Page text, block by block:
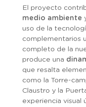
El proyecto
medio ambiente
uso de la
complementarios
completo de la
produce una
que resalta
como la Torre-
Claustro y la
experiencia visual